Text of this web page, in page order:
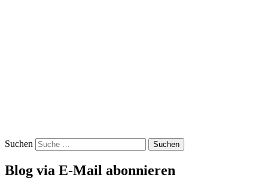
Suchen
Blog via E-Mail abonnieren